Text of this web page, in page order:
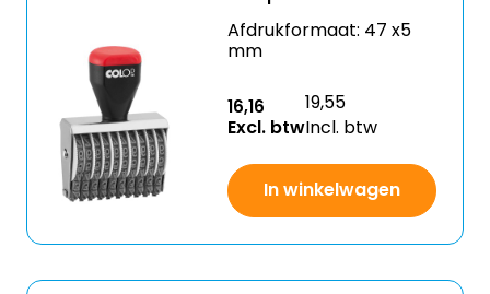
Afdrukformaat: 47 x5
mm
16,16
Excl. btw
19,55
Incl. btw
In winkelwagen